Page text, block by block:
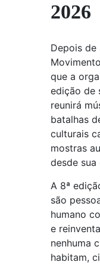
2026
Depois de
que a
edição de
reunirá
batalhas
culturais
mostras
desde sua
A 8ª
são
humano
e
nenhuma
habitam,